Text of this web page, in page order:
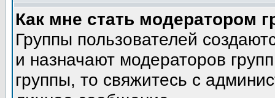
Как мне стать модератором
Группы пользователей
и назначают модераторов
группы, то свяжитесь с